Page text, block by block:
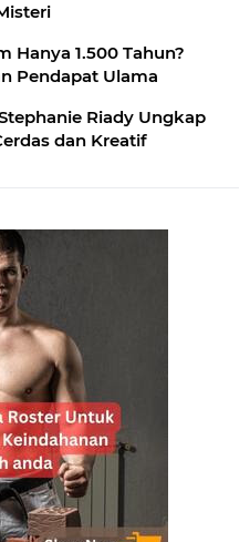
Hanya 1.500 Tahun?
Pendapat Ulama
Riady Ungkap
dan Kreatif